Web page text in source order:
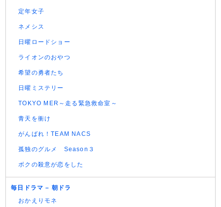
定年女子
ネメシス
日曜ロードショー
ライオンのおやつ
希望の勇者たち
日曜ミステリー
TOKYO MER～走る緊急救命室～
青天を衝け
がんばれ！TEAM NACS
孤独のグルメ Season３
ボクの殺意が恋をした
毎日ドラマ – 朝ドラ
おかえりモネ